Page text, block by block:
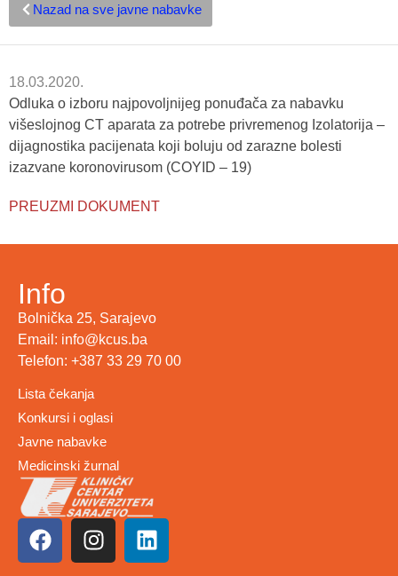
Nazad na sve javne nabavke
18.03.2020.
Odluka o izboru najpovoljnijeg ponuđača za nabavku
višeslojnog CT aparata za potrebe privremenog Izolatorija –
dijagnostika pacijenata koji boluju od zarazne bolesti
izazvane koronovirusom (COYID – 19)
PREUZMI DOKUMENT
Info
Bolnička 25, Sarajevo
Email: info@kcus.ba
Telefon: +387 33 29 70 00
Lista čekanja
Konkursi i oglasi
Javne nabavke
Medicinski žurnal